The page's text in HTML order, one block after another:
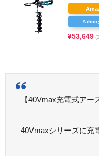
¥53,649
Yahoo
【40Vmax充電式アー
40Vmaxシリーズに充